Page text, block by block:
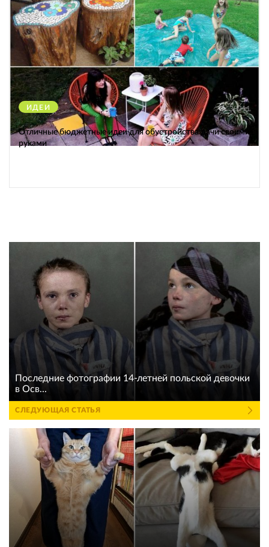
ИДЕИ 38211
Отличные бюджетные идеи для обустройства дачи своими
руками
Последние фотографии 14-летней польской девочки
в Осв...
СЛЕДУЮЩАЯ СТАТЬЯ